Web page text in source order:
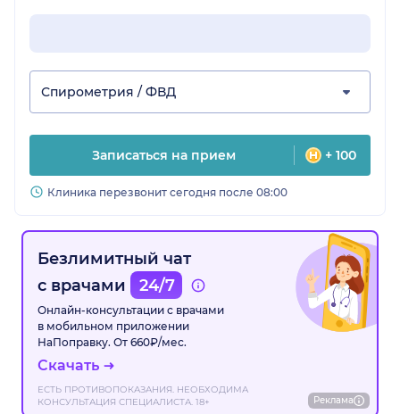
Спирометрия / ФВД
Записаться на прием + 100
Клиника перезвонит сегодня после 08:00
Безлимитный чат
с врачами
24/7
Онлайн-консультации с врачами
в мобильном приложении
НаПоправку. От 660₽/мес.
Скачать
ЕСТЬ ПРОТИВОПОКАЗАНИЯ. НЕОБХОДИМА
КОНСУЛЬТАЦИЯ СПЕЦИАЛИСТА. 18+
Реклама